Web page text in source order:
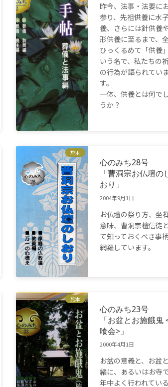
昨今、法事・法要に
参り、先祖供養に水
養、さらには針供養
形供養に至るまで、
ひっくるめて「供養
いう名で、私たちの
の行為が語られていま
す。
一体、供養とは何で
うか？
施本
心のみち28号
「曹洞宗お仏壇の
おり」
2004年9月1日
お仏壇の祭り方、坐
意味、曹洞宗檀信徒
て知っておくべき事
網羅しています。
施本
心のみち23号
「お盆とお施餓鬼
喰会>」
2000年4月1日
お盆の意義と、お盆
緒に、あるいはお寺
年中よく行われている